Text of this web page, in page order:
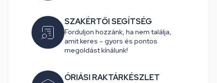
SZAKÉRTŐI SEGÍTSÉG
Forduljon hozzánk, ha nem találja,
amit keres – gyors és pontos
megoldást kínálunk!
ÓRIÁSI RAKTÁRKÉSZLET